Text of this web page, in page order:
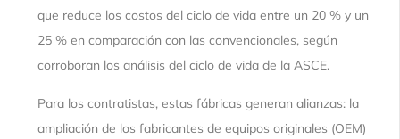
que reduce los costos del ciclo de vida entre un 20 % y un
25 % en comparación con las convencionales, según
corroboran los análisis del ciclo de vida de la ASCE.
Para los contratistas, estas fábricas generan alianzas: la
ampliación de los fabricantes de equipos originales (OEM)